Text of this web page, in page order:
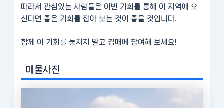
따라서 관심있는 사람들은 이번 기회를 통해 이 지역에 오
신다면 좋은 기회를 잡아 보는 것이 좋을 것입니다.
함께 이 기회를 놓치지 말고 경매에 참여해 보세요!
매물사진